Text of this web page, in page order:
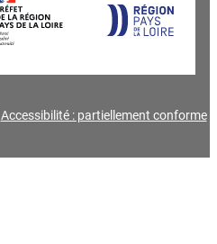
Accessibilité : partiellement conforme